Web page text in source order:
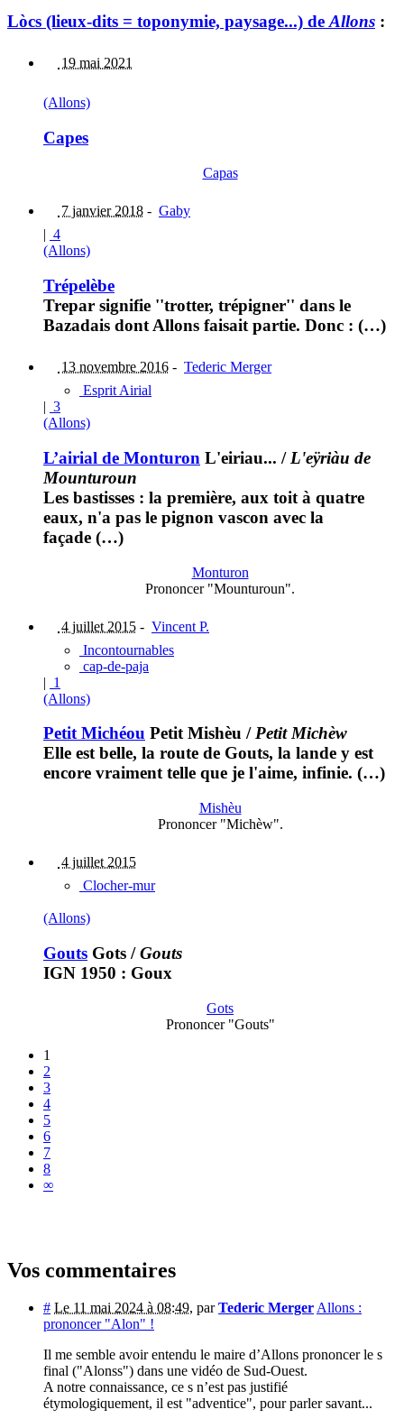
Lòcs (lieux-dits = toponymie, paysage...) de Allons :
19 mai 2021
(Allons)
Capes
Capas
7 janvier 2018 - Gaby
| 4
(Allons)
Trépelèbe
Trepar signifie ''trotter, trépigner'' dans le
Bazadais dont Allons faisait partie. Donc : (…)
13 novembre 2016 - Tederic Merger
Esprit Airial
| 3
(Allons)
L’airial de Monturon L'eiriau... / L'eÿriàu de
Mounturoun
Les bastisses : la première, aux toit à quatre
eaux, n'a pas le pignon vascon avec la
façade (…)
Monturon
Prononcer "Mounturoun".
4 juillet 2015 - Vincent P.
Incontournables
cap-de-paja
| 1
(Allons)
Petit Michéou Petit Mishèu /Petit Michèw
Elle est belle, la route de Gouts, la lande y est
encore vraiment telle que je l'aime, infinie. (…)
Mishèu
Prononcer "Michèw".
4 juillet 2015
Clocher-mur
(Allons)
Gouts Gots /Gouts
IGN 1950 : Goux
Gots
Prononcer "Gouts"
1
2
3
4
5
6
7
8
∞
Vos commentaires
# Le 11 mai 2024 à 08:49, parTederic MergerAllons :
prononcer "Alon" !
Il me semble avoir entendu le maire d’Allons prononcer le s
final ("Alonss") dans une vidéo de Sud-Ouest.
A notre connaissance, ce s n’est pas justifié
étymologiquement, il est "adventice", pour parler savant...